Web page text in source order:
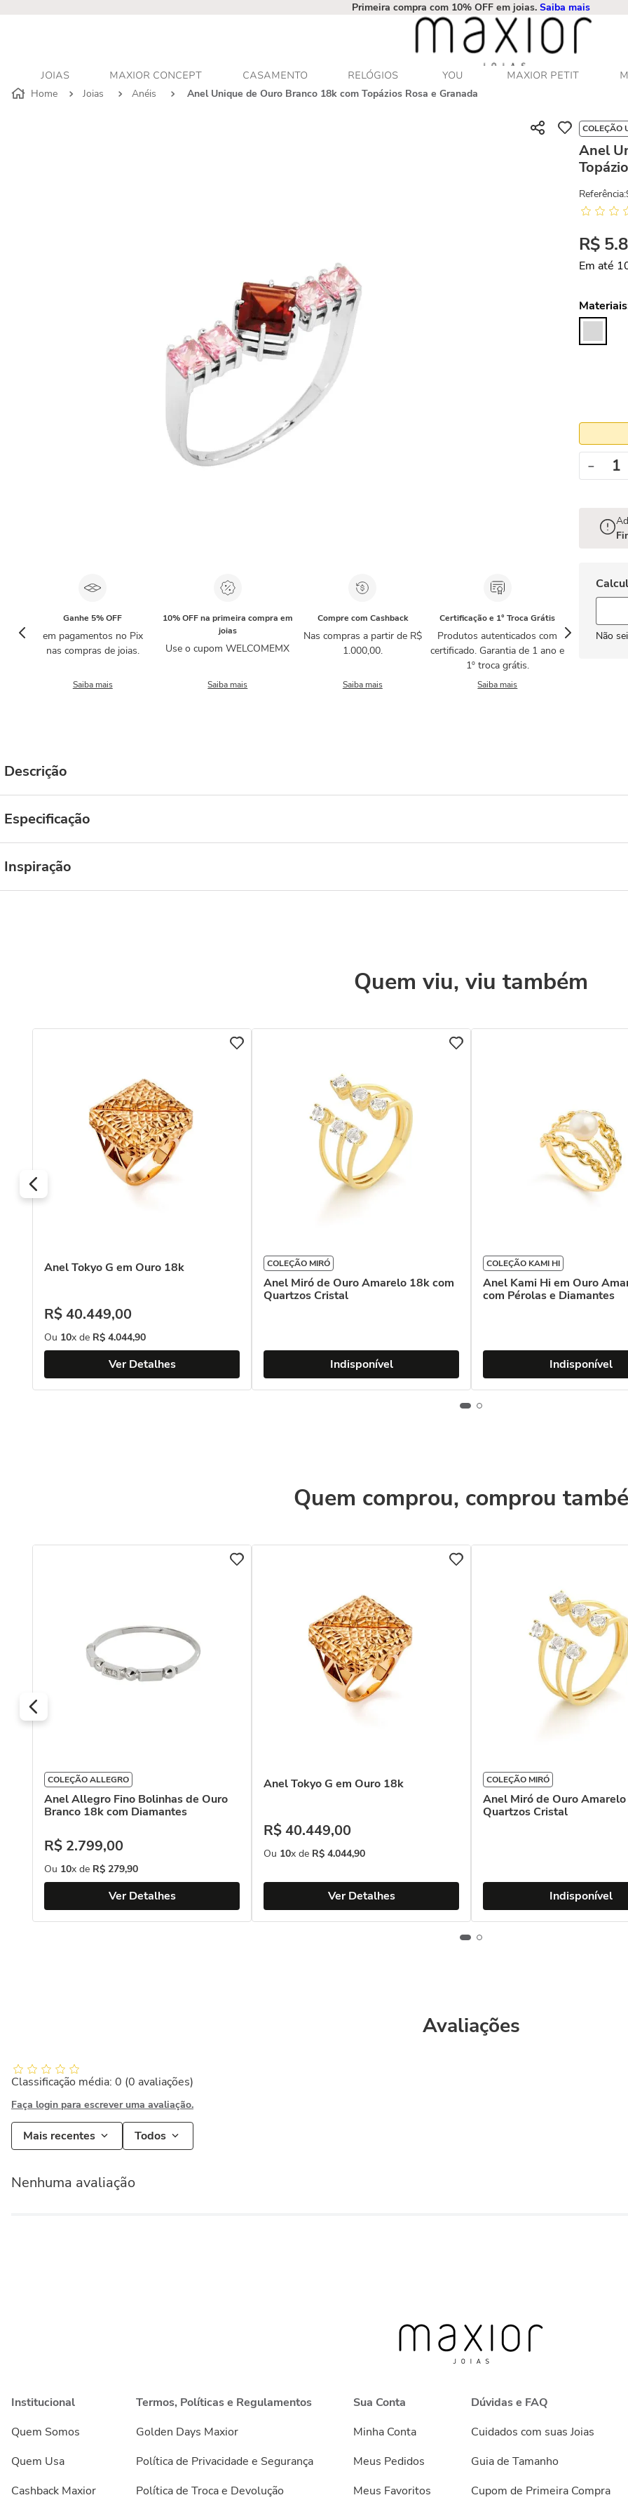
Primeira compra com 10% OFF em joias. Saiba mais
JOIAS MAXIOR CONCEPT CASAMENTO RELÓGIOS YOU MAXIOR PETIT
Joias
Anéis Anel Unique de Ouro Branco 18k com Topázios Rosa e Granada
Ganhe 5% OFF
em pagamentos no Pix
nas compras de joias.
Saiba mais
10% OFF na primeira compra em
joias
Use o cupom WELCOMEMX
Saiba mais
Compre com Cashback
Nas compras a partir de R$
1.000,00.
Saiba mais
Certificação e 1° Troca Grátis
Produtos autenticados com
certificado. Garantia de 1 ano e
1º troca grátis.
Saiba mais
COLEÇÃO
Anel
Referência:
R$ 5.
Em até
－
Não
Descrição
Especificação
Inspiração
Quem viu, viu também
Anel Tokyo G em Ouro 18k
R$40.449,00
Ou 10x de R$ 4.044,90
Ver Detalhes
COLEÇÃO MIRÓ
Anel Miró de Ouro Amarelo 18k com
Quartzos Cristal
Indisponível
COLEÇÃO KAMI HI
Anel Kami Hi em Ouro
com Pérolas e Diamantes
Indisponível
Quem comprou, comprou
COLEÇÃO ALLEGRO
Anel Allegro Fino Bolinhas de Ouro
Branco 18k com Diamantes
R$ 2.799,00
Ou 10x de R$ 279,90
Ver Detalhes
Anel Tokyo G em Ouro 18k
R$40.449,00
Ou 10x de R$ 4.044,90
Ver Detalhes
COLEÇÃO MIRÓ
Anel Miró de Ouro
Quartzos Cristal
Indisponível
Avaliações
Classificação média: 0 (0 avaliações)
Faça login para escrever uma avaliação.
Mais recentes Todos
Nenhuma avaliação
Institucional
Quem Somos
Quem Usa
Cashback Maxior
Termos, Políticas e Regulamentos
Golden Days Maxior
Política de Privacidade e Segurança
Política de Troca e Devolução
Sua Conta
Minha Conta
Meus Pedidos
Meus Favoritos
Dúvidas e FAQ
Cuidados com suas Joias
Guia de Tamanho
Cupom de Primeira Compra